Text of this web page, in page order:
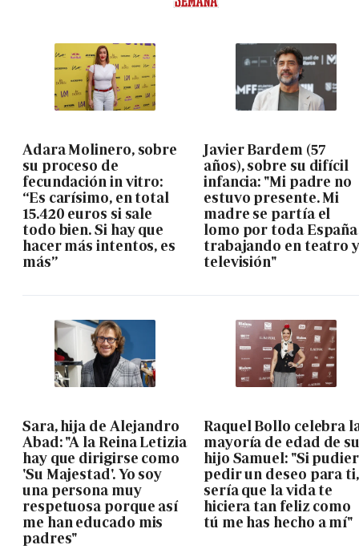
Adara Molinero, sobre
su proceso de
fecundación in vitro:
“Es carísimo, en total
15.420 euros si sale
todo bien. Si hay que
hacer más intentos, es
más”
Javier Bardem (57
años), sobre su difícil
infancia: "Mi padre no
estuvo presente. Mi
madre se partía el
lomo por toda España
trabajando en teatro
televisión"
Sara, hija de Alejandro
Abad: "A la Reina Letizia
hay que dirigirse como
'Su Majestad'. Yo soy
una persona muy
respetuosa porque así
me han educado mis
padres"
Raquel Bollo celebra
mayoría de edad de
hijo Samuel: "Si
pedir un deseo para ti,
sería que la vida te
hiciera tan feliz como
tú me has hecho a mí"